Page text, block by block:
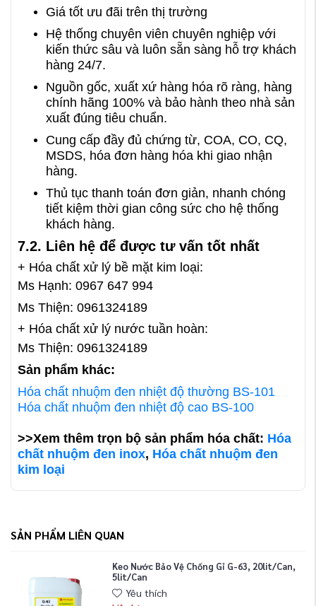
Giá tốt ưu đãi trên thị trường
Hệ thống chuyên viên chuyên nghiệp với
kiến thức sâu và luôn sẵn sàng hỗ trợ khách
hàng 24/7.
Nguồn gốc, xuất xứ hàng hóa rõ ràng, hàng
chính hãng 100% và bảo hành theo nhà sản
xuất đúng tiêu chuẩn.
Cung cấp đầy đủ chứng từ, COA, CO, CQ,
MSDS, hóa đơn hàng hóa khi giao nhận
hàng.
Thủ tục thanh toán đơn giản, nhanh chóng
tiết kiệm thời gian công sức cho hệ thống
khách hàng.
7.2. Liên hệ để được tư vấn tốt nhất
+ Hóa chất xử lý bề mặt kim loại:
Ms Hạnh: 0967 647 994
Ms Thiện: 0961324189
+ Hóa chất xử lý nước tuần hoàn:
Ms Thiện: 0961324189
Sản phẩm khác:
Hóa chất nhuộm đen nhiệt độ thường BS-101
Hóa chất nhuộm đen nhiệt độ cao BS-100
>>Xem thêm trọn bộ sản phẩm hóa chất: Hóa
chất nhuộm đen inox, Hóa chất nhuộm đen
kim loại
SẢN PHẨM LIÊN QUAN
Keo Nước Bảo Vệ Chống Gỉ G-63, 20lit/can,
5lit/can
Yêu thích